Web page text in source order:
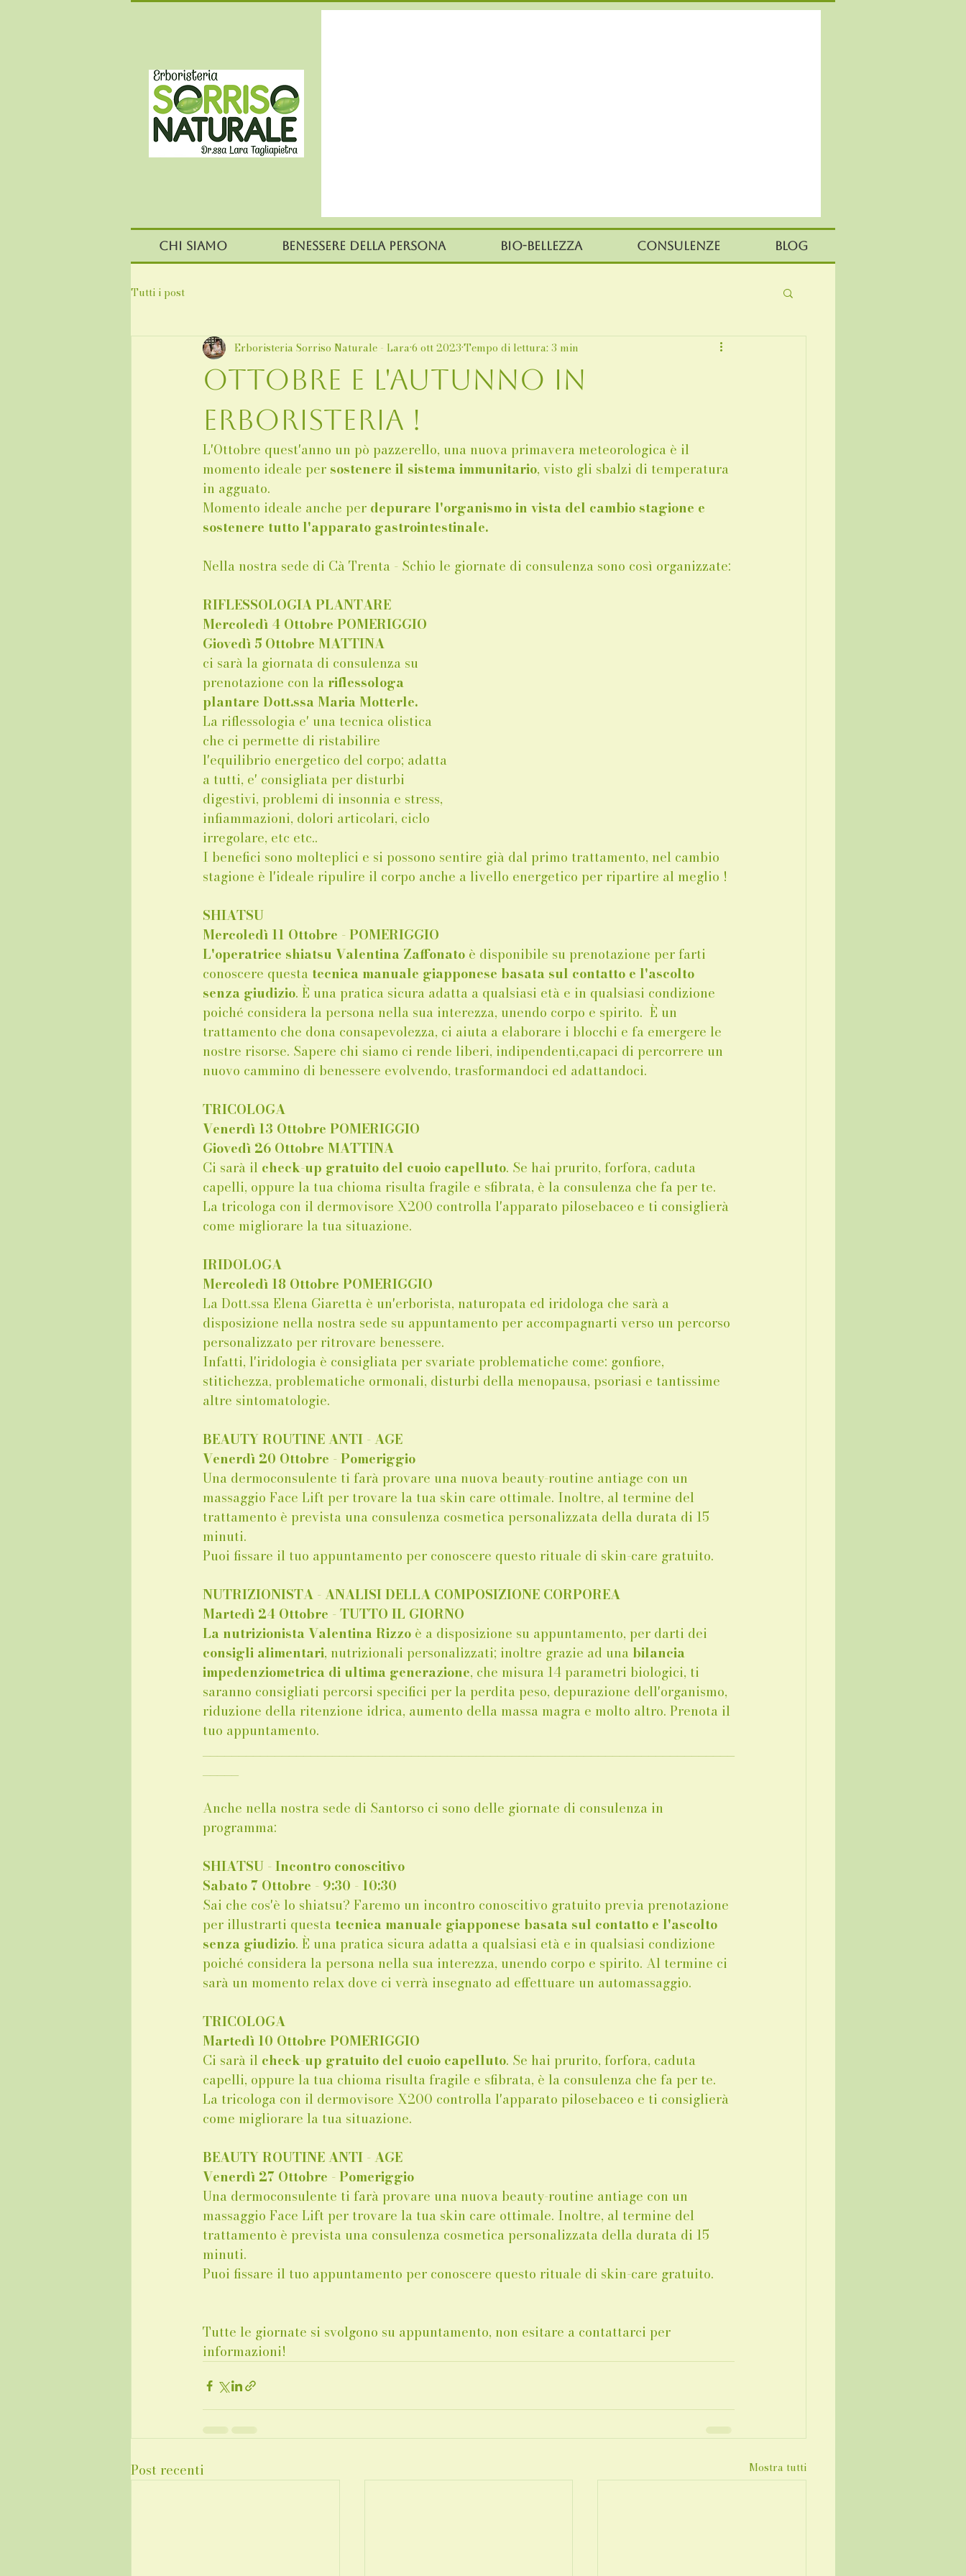
Chi siamo Benessere della persona Bio-Bellezza Consulenze Blog
Tutti i post
Ottobre e l'autunno in
erboristeria !
Erboristeria Sorriso Naturale - Lara6 ott 2023Tempo di lettura: 3 min
L'Ottobre quest'anno un pò pazzerello, una nuova primavera meteorologica è il
momento ideale per sostenere il sistema immunitario, visto gli sbalzi di temperatura
in agguato.
Momento ideale anche per depurare l'organismo in vista del cambio stagione e
sostenere tutto l'apparato gastrointestinale.
Nella nostra sede di Cà Trenta - Schio le giornate di consulenza sono così organizzate:
RIFLESSOLOGIA PLANTARE
Mercoledì 4 Ottobre POMERIGGIO
Giovedì 5 Ottobre MATTINA
ci sarà la giornata di consulenza su
prenotazione con la riflessologa
plantare Dott.ssa Maria Motterle.
La riflessologia e' una tecnica olistica
che ci permette di ristabilire
l'equilibrio energetico del corpo; adatta
a tutti, e' consigliata per disturbi
digestivi, problemi di insonnia e stress,
infiammazioni, dolori articolari, ciclo
irregolare, etc etc..
I benefici sono molteplici e si possono sentire già dal primo trattamento, nel cambio
stagione è l'ideale ripulire il corpo anche a livello energetico per ripartire al meglio !
SHIATSU
Mercoledì 11 Ottobre - POMERIGGIO
L'operatrice shiatsu Valentina Zaffonato è disponibile su prenotazione per farti
conoscere questa tecnica manuale giapponese basata sul contatto e l'ascolto
senza giudizio. È una pratica sicura adatta a qualsiasi età e in qualsiasi condizione
poiché considera la persona nella sua interezza, unendo corpo e spirito.  È un
trattamento che dona consapevolezza, ci aiuta a elaborare i blocchi e fa emergere le
nostre risorse. Sapere chi siamo ci rende liberi, indipendenti,capaci di percorrere un
nuovo cammino di benessere evolvendo, trasformandoci ed adattandoci.
TRICOLOGA
Venerdì 13 Ottobre POMERIGGIO
Giovedì 26 Ottobre MATTINA
Ci sarà il check-up gratuito del cuoio capelluto. Se hai prurito, forfora, caduta
capelli, oppure la tua chioma risulta fragile e sfibrata, è la consulenza che fa per te.
La tricologa con il dermovisore X200 controlla l'apparato pilosebaceo e ti consiglierà
come migliorare la tua situazione.
IRIDOLOGA
Mercoledì 18 Ottobre POMERIGGIO
La Dott.ssa Elena Giaretta è un'erborista, naturopata ed iridologa che sarà a
disposizione nella nostra sede su appuntamento per accompagnarti verso un percorso
personalizzato per ritrovare benessere.
Infatti, l'iridologia è consigliata per svariate problematiche come: gonfiore,
stitichezza, problematiche ormonali, disturbi della menopausa, psoriasi e tantissime
altre sintomatologie.
BEAUTY ROUTINE ANTI - AGE
Venerdì 20 Ottobre - Pomeriggio
Una dermoconsulente ti farà provare una nuova beauty-routine antiage con un
massaggio Face Lift per trovare la tua skin care ottimale. Inoltre, al termine del
trattamento è prevista una consulenza cosmetica personalizzata della durata di 15
minuti.
Puoi fissare il tuo appuntamento per conoscere questo rituale di skin-care gratuito.
NUTRIZIONISTA - ANALISI DELLA COMPOSIZIONE CORPOREA
Martedì 24 Ottobre - TUTTO IL GIORNO
La nutrizionista Valentina Rizzo è a disposizione su appuntamento, per darti dei
consigli alimentari, nutrizionali personalizzati; inoltre grazie ad una bilancia
impedenziometrica di ultima generazione, che misura 14 parametri biologici, ti
saranno consigliati percorsi specifici per la perdita peso, depurazione dell'organismo,
riduzione della ritenzione idrica, aumento della massa magra e molto altro. Prenota il
tuo appuntamento.
Anche nella nostra sede di Santorso ci sono delle giornate di consulenza in
programma:
SHIATSU - Incontro conoscitivo
Sabato 7 Ottobre - 9:30 - 10:30
Sai che cos'è lo shiatsu? Faremo un incontro conoscitivo gratuito previa prenotazione
per illustrarti questa tecnica manuale giapponese basata sul contatto e l'ascolto
senza giudizio. È una pratica sicura adatta a qualsiasi età e in qualsiasi condizione
poiché considera la persona nella sua interezza, unendo corpo e spirito. Al termine ci
sarà un momento relax dove ci verrà insegnato ad effettuare un automassaggio.
TRICOLOGA
Martedì 10 Ottobre POMERIGGIO
Ci sarà il check-up gratuito del cuoio capelluto. Se hai prurito, forfora, caduta
capelli, oppure la tua chioma risulta fragile e sfibrata, è la consulenza che fa per te.
La tricologa con il dermovisore X200 controlla l'apparato pilosebaceo e ti consiglierà
come migliorare la tua situazione.
BEAUTY ROUTINE ANTI - AGE
Venerdì 27 Ottobre - Pomeriggio
Una dermoconsulente ti farà provare una nuova beauty-routine antiage con un
massaggio Face Lift per trovare la tua skin care ottimale. Inoltre, al termine del
trattamento è prevista una consulenza cosmetica personalizzata della durata di 15
minuti.
Puoi fissare il tuo appuntamento per conoscere questo rituale di skin-care gratuito.
Tutte le giornate si svolgono su appuntamento, non esitare a contattarci per
informazioni!
Post recenti Mostra tutti